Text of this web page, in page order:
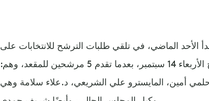
الأحد الماضي، في تلقي طلبات الترشح للانتخابات على
منصب النقيب، فيما أُغلق باب الترشح الأربعاء 14 سبتمبر، بعدما تقدم 5 مرشحين للمقعد، وهم:
أمين، المايسترو علي الشريعي، د.علاء سلامة وهي